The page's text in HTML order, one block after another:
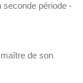
seconde période -
de son